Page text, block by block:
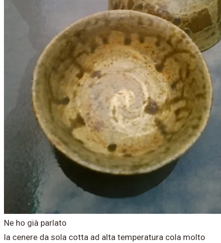
Ne ho già parlato
la cenere da sola cotta ad alta temperatura cola molto